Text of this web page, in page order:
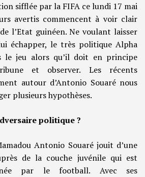
sifflée par la FIFA ce lundi 17 mai
avertis commencent à voir clair
l’Etat guinéen. Ne voulant laisser
échapper, le très politique Alpha
le jeu alors qu’il doit en principe
et observer. Les récents
autour d’Antonio Souaré nous
plusieurs hypothèses.
politique ?
Antonio Souaré jouit d’une
de la couche juvénile qui est
par le football. Avec ses